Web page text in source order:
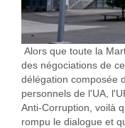
Alors que toute la
des négociations de
délégation composée
personnels de l'UA,
Anti-Corruption, voilà
rompu le dialogue et